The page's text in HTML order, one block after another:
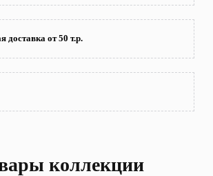
доставка от 50 т.р.
коллекции